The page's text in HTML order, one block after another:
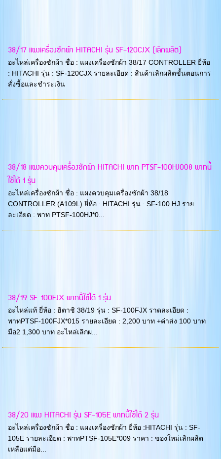
38/17 แผงเครื่องซักผ้า HITACHI รุ่น SF-120CJX (เลิกผลิต)
อะไหล่เครื่องซักผ้า ชื่อ : แผงเครื่องซักผ้า 38/17 CONTROLLER ยี่ห้อ
: HITACHI รุ่น : SF-120CJX รายละเอียด : สินค้าเลิกผลิตขั้นตอนการ
สั่งซื้อและชำระเงิน
38/18 แผงควบคุมเครื่องซักผ้า HITACHI พาท PTSF-100HJ008 พาทนี้
ใช้ได้ 1 รุ่น
อะไหล่เครื่องซักผ้า ชื่อ : แผงควบคุมเครื่องซักผ้า 38/18
CONTROLLER (A109L) ยี่ห้อ : HITACHI รุ่น : SF-100 HJ ราย
ละเอียด : พาท PTSF-100HJ*0...
38/19 SF-100FJX พาทนี้ใช้ได้ 1 รุ่น
อะไหล่แท้ ยี่ห้อ : ฮิตาชิ 38/19 รุ่น : SF-100FJX ราดละเอียด :
พาทPTSF-100FJX*015 รายละเอียด : 2,200 บาท +ค่าส่ง 100 บาท
มือ2 1,300 บาท อะไหล่เลิกผ...
38/20 แผง HITACHI รุ่น SF-105E พาทนี้ใช้ได้ 2 รุ่น
อะไหล่เครื่องซักผ้า ชื่อ : แผงเครื่องซักผ้า ยี่ห้อ :HITACHI รุ่น : SF-
105E รายละเอียด : พาทPTSF-105E*009 ราคา : ของใหม่เลิกผลิต
เหลือแต่มือ...